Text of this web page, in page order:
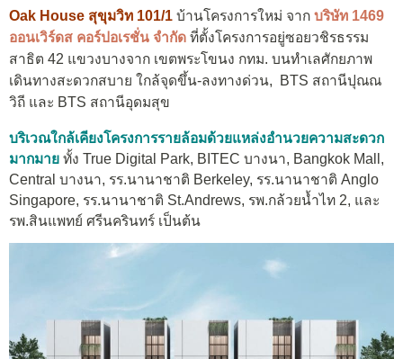
Oak House สุขุมวิท 101/1 บ้านโครงการใหม่ จาก บริษัท 1469
ออนเวิร์ดส คอร์ปอเรชั่น จำกัด ที่ตั้งโครงการอยู่ซอยวชิรธรรม
สาธิต 42 แขวงบางจาก เขตพระโขนง กทม. บนทำเลศักยภาพ
เดินทางสะดวกสบาย ใกล้จุดขึ้น-ลงทางด่วน, BTS สถานีปุณณ
วิถี และ BTS สถานีอุดมสุข
บริเวณใกล้เคียงโครงการรายล้อมด้วยแหล่งอำนวยความสะดวก
มากมาย ทั้ง True Digital Park, BITEC บางนา, Bangkok Mall,
Central บางนา, รร.นานาชาติ Berkeley, รร.นานาชาติ Anglo
Singapore, รร.นานาชาติ St.Andrews, รพ.กล้วยน้ำไท 2, และ
รพ.สินแพทย์ ศรีนครินทร์ เป็นต้น